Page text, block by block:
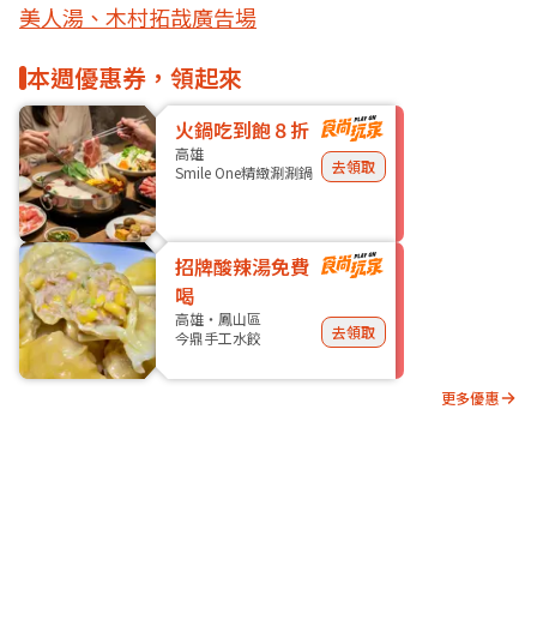
美人湯、木村拓哉廣告場
本週優惠券，領起來
火鍋吃到飽８折
高雄
Smile One精緻涮涮鍋
去領取
招牌酸辣湯免費
喝
高雄・鳳山區
今鼎手工水餃
去領取
更多優惠